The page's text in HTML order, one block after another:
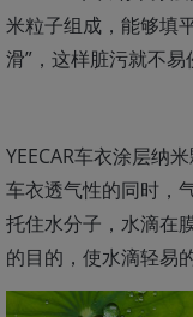
米粒子组成，能够填
滑”，这样脏污就不易
YEECAR车衣涂层纳
车衣透气性的同时，
托住水分子，水滴在
的目的，使水滴轻易